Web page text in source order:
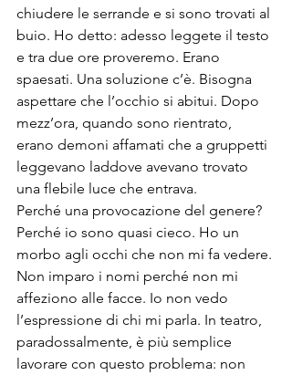
chiudere le serrande e si sono trovati al
buio. Ho detto: adesso leggete il testo
e tra due ore proveremo. Erano
spaesati. Una soluzione c’è. Bisogna
aspettare che l’occhio si abitui. Dopo
mezz’ora, quando sono rientrato,
erano demoni affamati che a gruppetti
leggevano laddove avevano trovato
una flebile luce che entrava.
Perché una provocazione del genere?
Perché io sono quasi cieco. Ho un
morbo agli occhi che non mi fa vedere.
Non imparo i nomi perché non mi
affeziono alle facce. Io non vedo
l’espressione di chi mi parla. In teatro,
paradossalmente, è più semplice
lavorare con questo problema: non